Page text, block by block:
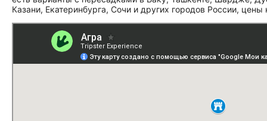
Казани, Екатеринбурга, Сочи и других городов России,